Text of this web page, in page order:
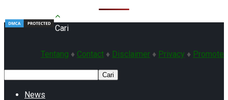
Tentang ♦ Contact ♦ Disclaimer ♦ Privacy ♦ Promote
Cari
Cari
News